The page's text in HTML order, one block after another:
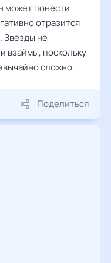
может понести
отразится
Звезды не
взаймы, поскольку
сложно.
Поделиться